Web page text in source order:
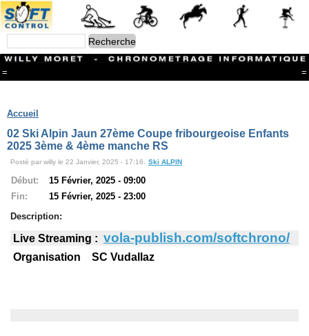
= =
Branches
CONTACT
FriRun Cup
Triathlon
Ski Nordique
Courses à pieds
Athlétisme
Caisse à savon
Coupe "Journal La Gruyère"
Hippisme
Accueil
02 Ski Alpin Jaun 27ème Coupe fribourgeoise Enfants
2025 3ème & 4ème manche RS
Posté par willy le 22 Janvier, 2025 - 17:16. Ski ALPIN
Début:
15 Février, 2025 - 09:00
Fin:
15 Février, 2025 - 23:00
Description:
Live Streaming : vola-publish.com/softchrono/
Organisation SC Vudallaz